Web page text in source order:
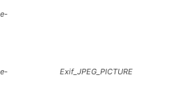
Exif_JPEG_PICTURE